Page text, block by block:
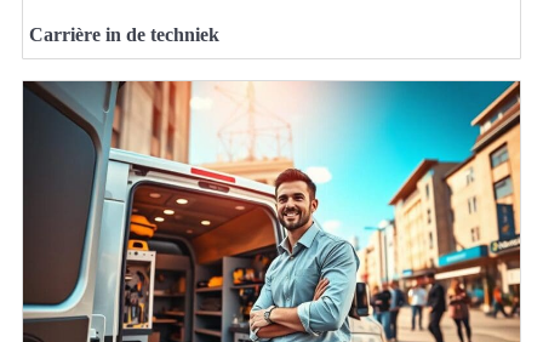
Carrière in de techniek